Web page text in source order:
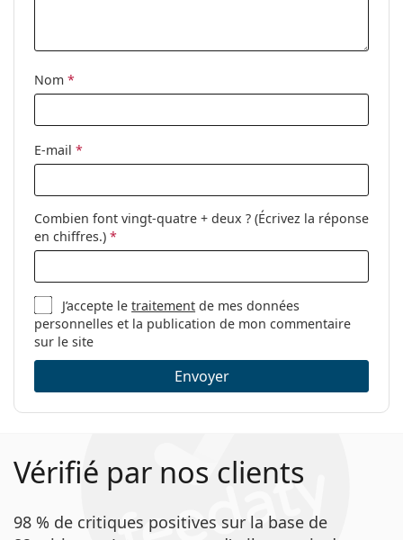
peuvent être livrés avec un sac en tissu au lieu d'un
chiffon.
Explorez la gamme complète delunettes de soleilpour
découvrir d'autres modèles de marques populaires.
Code:
OJ 9001 16 31
Nom *
E-mail *
Combien font vingt-quatre + deux ? (Écrivez la réponse
en chiffres.) *
J’accepte letraitement de mes données
personnelles et la publication de mon commentaire
sur le site
Envoyer
Vérifié par nos clients
98 % de critiques positives sur la base de